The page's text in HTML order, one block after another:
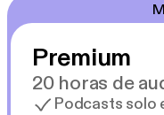
Premium
20 horas de
Podcasts solo